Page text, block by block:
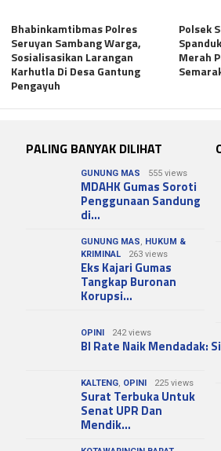
Bhabinkamtibmas Polres
Seruyan Sambang Warga,
Sosialisasikan Larangan
Karhutla Di Desa Gantung
Pengayuh
Polsek
Merah
PALING BANYAK DILIHAT
GUNUNG MAS 555 views
MDAHK Gumas Soroti
Penggunaan Sandung
di…
GUNUNG MAS, HUKUM &
KRIMINAL
263 views
Eks Kajari Gumas
Tangkap Buronan
Korupsi…
OPINI 242 views
BI Rate Naik Mendadak:
KALTENG, OPINI 225 views
Surat Terbuka Untuk
Senat UPR Dan
Mendik…